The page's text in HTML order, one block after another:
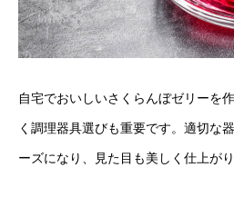
自宅でおいしいさくらんぼゼリーを
く調理器具選びも重要です。適切な
ーズになり、見た目も美しく仕上がり